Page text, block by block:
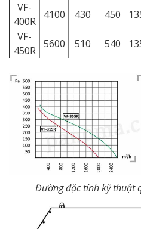
VF-
400R
4100 430 450
VF-
450R
5600 510 540
Đường đặc tính kỹ thuật